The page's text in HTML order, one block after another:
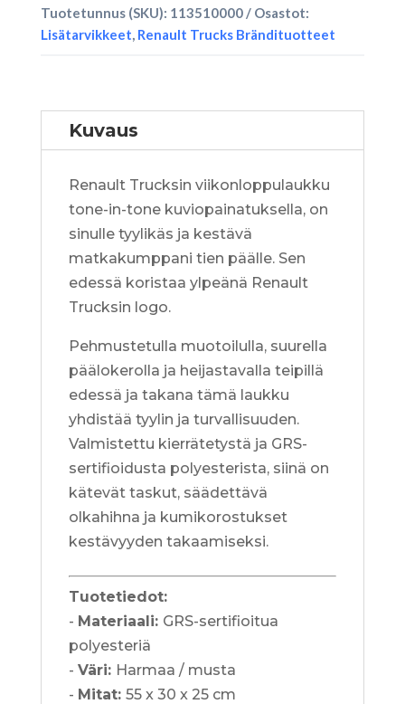
määrä
Tuotetunnus (SKU): 113510000
Osastot:
Lisätarvikkeet, Renault Trucks Brändituotteet
Kuvaus
Renault Trucksin viikonloppulaukku
tone-in-tone kuviopainatuksella, on
sinulle tyylikäs ja kestävä
matkakumppani tien päälle. Sen
edessä koristaa ylpeänä Renault
Trucksin logo.
Pehmustetulla muotoilulla, suurella
päälokerolla ja heijastavalla teipillä
edessä ja takana tämä laukku
yhdistää tyylin ja turvallisuuden.
Valmistettu kierrätetystä ja GRS-
sertifioidusta polyesterista, siinä on
kätevät taskut, säädettävä
olkahihna ja kumikorostukset
kestävyyden takaamiseksi.
Tuotetiedot:
- Materiaali: GRS-sertifioitua
polyesteriä
- Väri: Harmaa / musta
- Mitat: 55 x 30 x 25 cm